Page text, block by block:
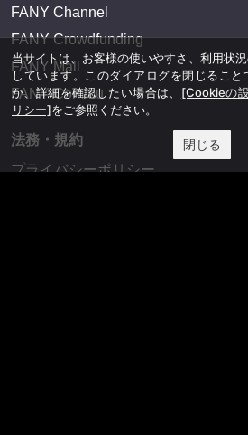
FANY Channel
FANY Crowdfunding
FANY Mall
FANY Commu
法務・規約
プライバシーポリシー
当サイトは、お客様の使いやすさ、利用状
しています。このダイアログを閉じるこ
か、詳細を確認したい場合は、 [Cookieの
リシー]をご参照ください。
閉じる